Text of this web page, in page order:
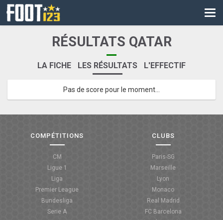
CM
LES DIRECTS
COUPE DE FRANCE
RÉSULTATS QATAR
LA FICHE LES RÉSULTATS L'EFFECTIF
Pas de score pour le moment...
COMPÉTITIONS
CM
Ligue 1
Liga
Premier League
Bundesliga
Serie A
CLUBS
Paris-SG
Marseille
Lyon
Monaco
Real Madrid
FC Barcelona